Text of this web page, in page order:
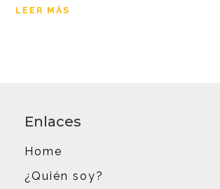
LEER MÁS
Enlaces
Home
¿Quién soy?